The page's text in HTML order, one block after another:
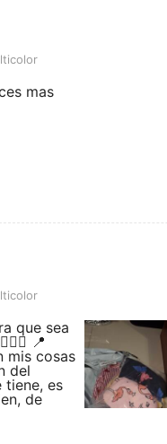
mas
que sea
📍
mis cosas
del
tiene, es
de